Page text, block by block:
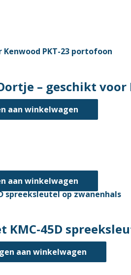
– geschikt voor
aan winkelwagen
aan winkelwagen
KMC-45D
aan winkelwagen